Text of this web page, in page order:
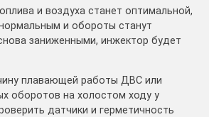
и воздуха станет оптимальной,
и обороты станут
заниженными, инжектор будет
плавающей работы ДВС или
оборотов на холостом ходу у
датчики и герметичность